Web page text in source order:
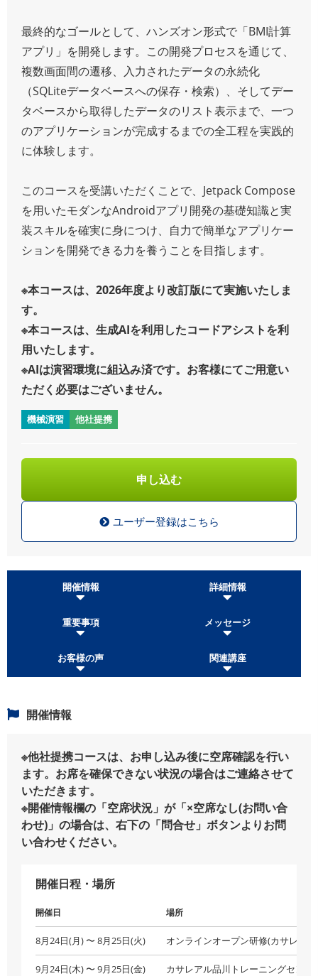
最終的なゴールとして、ハンズオン形式で「BMI計算
アプリ」を開発します。この開発プロセスを通じて、
複数画面間の遷移、入力されたデータの永続化
（SQLiteデータベースへの保存・検索）、そしてデー
タベースから取得したデータのリスト表示まで、一つ
のアプリケーションが完成するまでの全工程を実践的
に体験します。
このコースを受講いただくことで、Jetpack Compose
を用いたモダンなAndroidアプリ開発の基礎知識と実
装スキルを確実に身につけ、自力で簡単なアプリケー
ションを開発できる力を養うことを目指します。
※本コースは、2026年度より改訂版にて実施いたしま
す。
※本コースは、生成AIを利用したコードアシストを利
用いたします。
※AIは演習環境に組込み済です。お客様にてご用意い
ただく必要はございません。
機械演習 他社提携
申し込む
ユーザー登録はこちら
開催情報 詳細情報
重要事項 メッセージ
お客様の声 関連講座
開催情報
※他社提携コースは、お申し込み後に空席確認を行い
ます。お席を確保できない状況の場合はご連絡させて
いただきます。
※開催情報欄の「空席状況」が「×空席なし(お問い合
わせ)」の場合は、右下の「問合せ」ボタンよりお問
い合わせください。
開催日程・場所
開催日 場所
8月24日(月) 〜 8月25日(火) オンラインオープン研修(カサレア
9月24日(木) 〜 9月25日(金) カサレアル品川トレーニングセンタ